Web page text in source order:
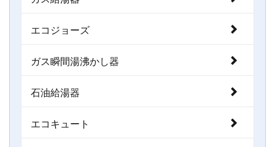
エコジョーズ
ガス瞬間湯沸かし器
石油給湯器
エコキュート